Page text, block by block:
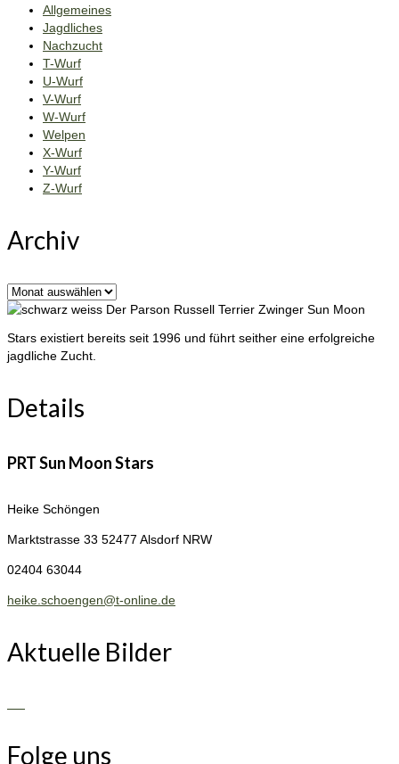
Allgemeines
Jagdliches
Nachzucht
T-Wurf
U-Wurf
V-Wurf
W-Wurf
Welpen
X-Wurf
Y-Wurf
Z-Wurf
Archiv
Archiv
Der Parson Russell Terrier Zwinger Sun Moon
Stars existiert bereits seit 1996 und führt seither eine erfolgreiche
jagdliche Zucht.
Details
PRT Sun Moon Stars
Heike Schöngen
Marktstrasse 33 52477 Alsdorf NRW
02404 63044
heike.schoengen@t-online.de
Aktuelle Bilder
Folge uns